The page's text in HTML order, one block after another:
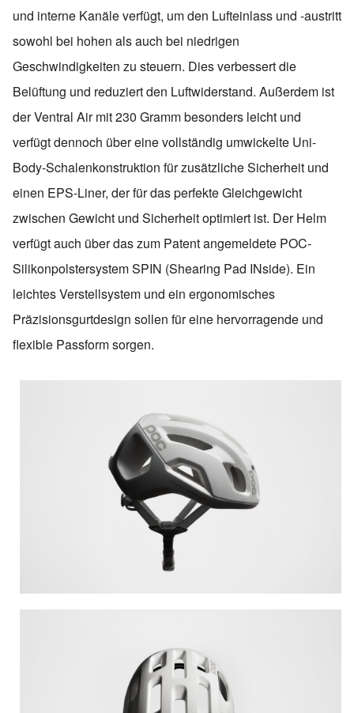
und interne Kanäle verfügt, um den Lufteinlass und -austritt
sowohl bei hohen als auch bei niedrigen
Geschwindigkeiten zu steuern. Dies verbessert die
Belüftung und reduziert den Luftwiderstand. Außerdem ist
der Ventral Air mit 230 Gramm besonders leicht und
verfügt dennoch über eine vollständig umwickelte Uni-
Body-Schalenkonstruktion für zusätzliche Sicherheit und
einen EPS-Liner, der für das perfekte Gleichgewicht
zwischen Gewicht und Sicherheit optimiert ist. Der Helm
verfügt auch über das zum Patent angemeldete POC-
Silikonpolstersystem SPIN (Shearing Pad INside). Ein
leichtes Verstellsystem und ein ergonomisches
Präzisionsgurtdesign sollen für eine hervorragende und
flexible Passform sorgen.